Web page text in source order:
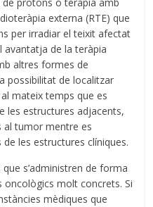
externa (RTE) que
per irradiar el teixit afectat
avantatja de la teràpia
altres formes de
possibilitat de localitzar
mateix temps que es
les estructures adjacents,
al tumor mentre es
les estructures clíniques.
s’administren de forma
molt concrets. Si
mèdiques que